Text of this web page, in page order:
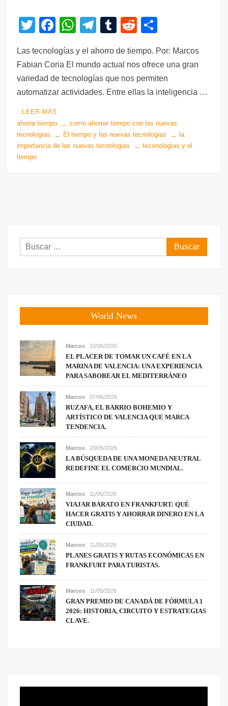
T
tt
er
F
c
e
b
o
o
k
W
at
s
A
p
T
e
gr
a
T
m
bl
r
R
d
di
t
m
p
ar
Las tecnologías y el ahorro de tiempo. Por: Marcos
Fabian Coria El mundo actual nos ofrece una gran
variedad de tecnologías que nos permiten
automatizar actividades. Entre ellas la inteligencia …
LEER MÁS
ahorra tiempo
como ahorrar tiempo con las nuevas
tecnologias
El tiempo y las nuevas tecnologias
la
importancia de las nuevas tecnologias
teconologias y el
tiempo
Buscar:
World News
Marcos 10/06/2026
EL PLACER DE TOMAR UN CAFÉ EN LA
MARINA DE VALENCIA: UNA EXPERIENCIA
PARA SABOREAR EL MEDITERRÁNEO
Marcos 07/06/2026
RUZAFA, EL BARRIO BOHEMIO Y
ARTÍSTICO DE VALENCIA QUE MARCA
TENDENCIA.
Marcos 20/05/2026
LA BÚSQUEDA DE UNA MONEDA NEUTRAL
REDEFINE EL COMERCIO MUNDIAL.
Marcos 11/05/2026
VIAJAR BARATO EN FRANKFURT: QUÉ
HACER GRATIS Y AHORRAR DINERO EN LA
CIUDAD.
Marcos 11/05/2026
PLANES GRATIS Y RUTAS ECONÓMICAS EN
FRANKFURT PARA TURISTAS.
Marcos 11/05/2026
GRAN PREMIO DE CANADÁ DE FÓRMULA 1
2026: HISTORIA, CIRCUITO Y ESTRATEGIAS
CLAVE.